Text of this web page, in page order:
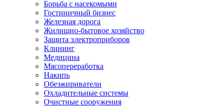
Борьба с насекомыми
Гостиничный бизнес
Железная дорога
Жилищно-бытовое хозяйство
Защита электроприборов
Клининг
Медицина
Мясопереработка
Накипь
Обезжириватели
Охладительные системы
Очистные сооружения